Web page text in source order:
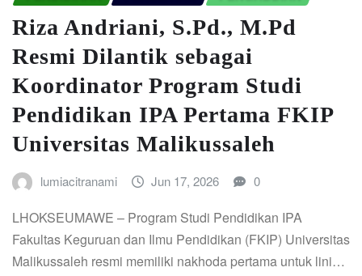
Riza Andriani, S.Pd., M.Pd
Resmi Dilantik sebagai
Koordinator Program Studi
Pendidikan IPA Pertama FKIP
Universitas Malikussaleh
lumiacitranami Jun 17, 2026 0
LHOKSEUMAWE – Program Studi Pendidikan IPA
Fakultas Keguruan dan Ilmu Pendidikan (FKIP) Universitas
Malikussaleh resmi memiliki nakhoda pertama untuk lini…